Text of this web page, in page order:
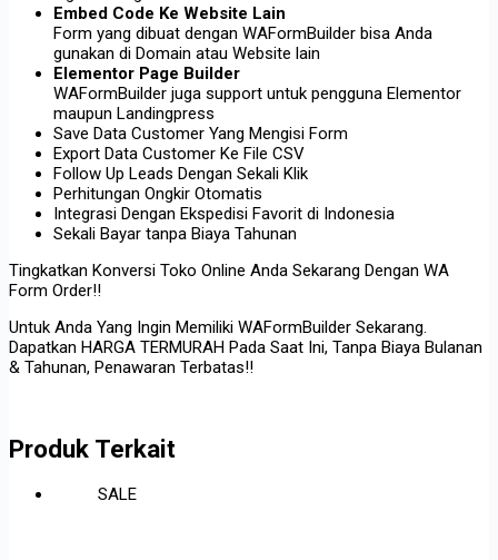
Embed Code Ke Website Lain
Form yang dibuat dengan WAFormBuilder bisa Anda
gunakan di Domain atau Website lain
Elementor Page Builder
WAFormBuilder juga support untuk pengguna Elementor
maupun Landingpress
Save Data Customer Yang Mengisi Form
Export Data Customer Ke File CSV
Follow Up Leads Dengan Sekali Klik
Perhitungan Ongkir Otomatis
Integrasi Dengan Ekspedisi Favorit di Indonesia
Sekali Bayar tanpa Biaya Tahunan
Tingkatkan Konversi Toko Online Anda Sekarang Dengan WA
Form Order!!
Untuk Anda Yang Ingin Memiliki WAFormBuilder Sekarang.
Dapatkan HARGA TERMURAH Pada Saat Ini, Tanpa Biaya Bulanan
& Tahunan, Penawaran Terbatas!!
Produk Terkait
SALE